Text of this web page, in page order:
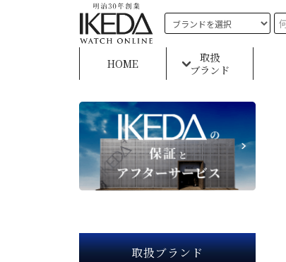
HOME
取扱
ブランド
取扱ブランド